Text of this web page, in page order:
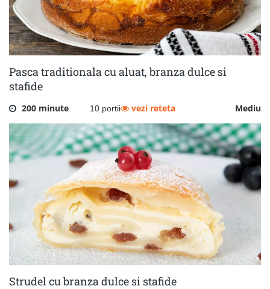
Pasca traditionala cu aluat, branza dulce si
stafide
200 minute 10 portii Mediu
vezi reteta
Strudel cu branza dulce si stafide